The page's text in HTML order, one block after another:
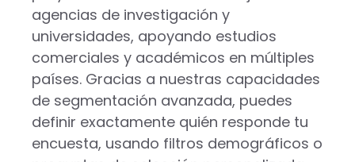
agencias de investigación y
universidades, apoyando estudios
comerciales y académicos en múltiples
países. Gracias a nuestras capacidades
de segmentación avanzada, puedes
definir exactamente quién responde tu
encuesta, usando filtros demográficos o